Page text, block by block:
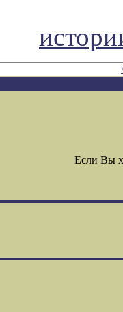
Если Вы